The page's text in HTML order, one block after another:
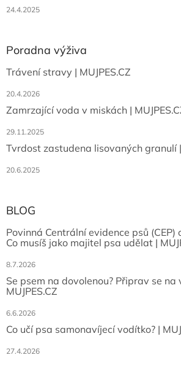
24.4.2025
Poradna výživa
Trávení stravy | MUJPES.CZ
20.4.2026
Zamrzající voda v miskách |
29.11.2025
Tvrdost zastudena lisovaných granulí |
20.6.2025
BLOG
Povinná Centrální evidence psů (CEP)
Co musíš jako majitel psa udělat |
8.7.2026
Se psem na dovolenou? Připrav se na
MUJPES.CZ
6.6.2026
Co učí psa samonavíjecí vodítko? |
27.4.2026